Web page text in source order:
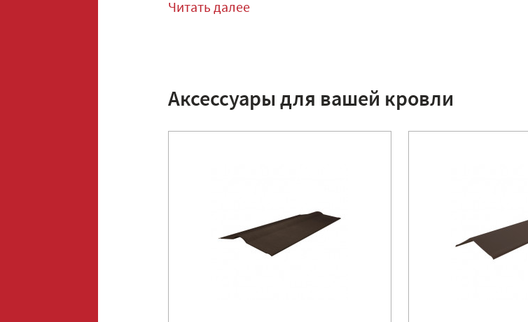
Читать далее
Аксессуары для вашей кровли